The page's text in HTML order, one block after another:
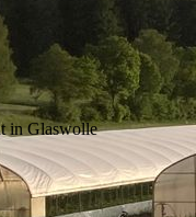
in Glaswolle